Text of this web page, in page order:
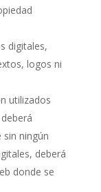
digitales,
logos ni
utilizados
ningún
deberá
donde se